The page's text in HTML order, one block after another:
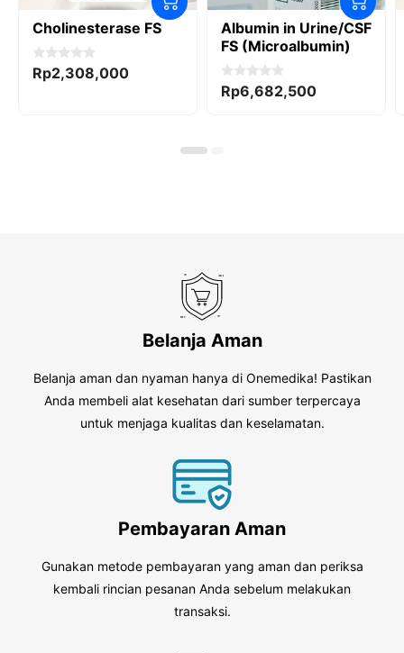
Cholinesterase FS
0
o
Rp2,308,000
Albumin in Urine/CSF
FS (Microalbumin)
0
o
Rp6,682,500
Belanja Aman
Belanja aman dan nyaman hanya di Onemedika! Pastikan
Anda membeli alat kesehatan dari sumber terpercaya
untuk menjaga kualitas dan keselamatan.
Pembayaran Aman
Gunakan metode pembayaran yang aman dan periksa
kembali rincian pesanan Anda sebelum melakukan
transaksi.